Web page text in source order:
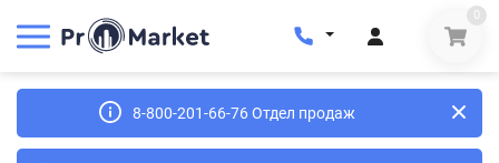
0
8-800-201-66-76 Отдел продаж